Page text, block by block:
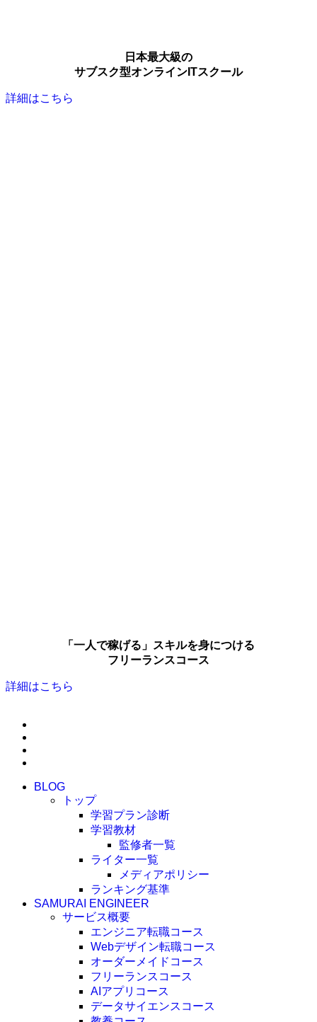
日本最大級の
サブスク型オンラインITスクール
詳細はこちら
「一人で稼げる」スキルを身につける
フリーランスコース
詳細はこちら
BLOG
トップ
学習プラン診断
学習教材
監修者一覧
ライター一覧
メディアポリシー
ランキング基準
SAMURAI ENGINEER
サービス概要
エンジニア転職コース
Webデザイン転職コース
オーダーメイドコース
フリーランスコース
AIアプリコース
データサイエンスコース